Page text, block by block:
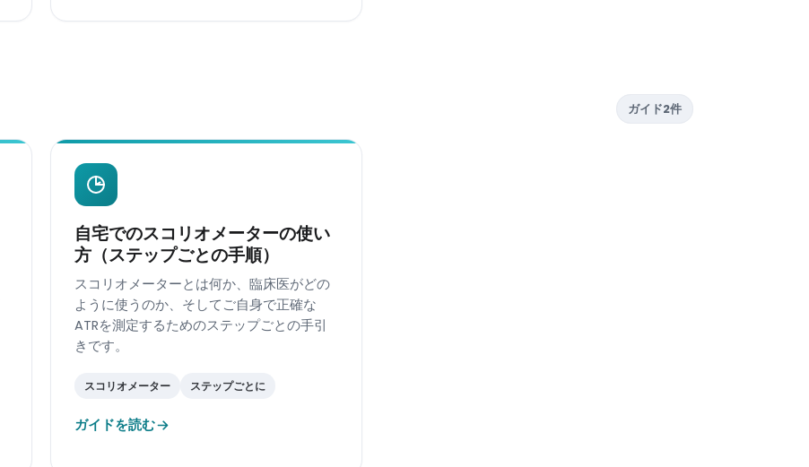
ガイド2件
自宅でのスコリオメーターの使い
方（ステップごとの手順）
スコリオメーターとは何か、臨床医がどの
ように使うのか、そしてご自身で正確な
ATRを測定するためのステップごとの手引
きです。
スコリオメーター ステップごとに
ガイドを読む